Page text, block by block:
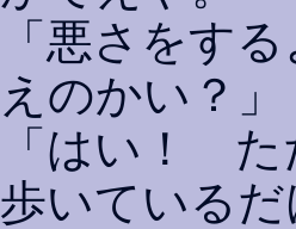
「悪さをす
えのかい？」
「はい！ た
歩いている